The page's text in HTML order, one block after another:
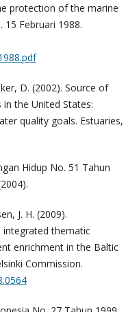
protection of the marine
Februari 1988.
D. (2002). Source of
the United States:
quality goals. Estuaries,
Hidup No. 51 Tahun
J. H. (2009).
integrated thematic
enrichment in the Baltic
Commission.